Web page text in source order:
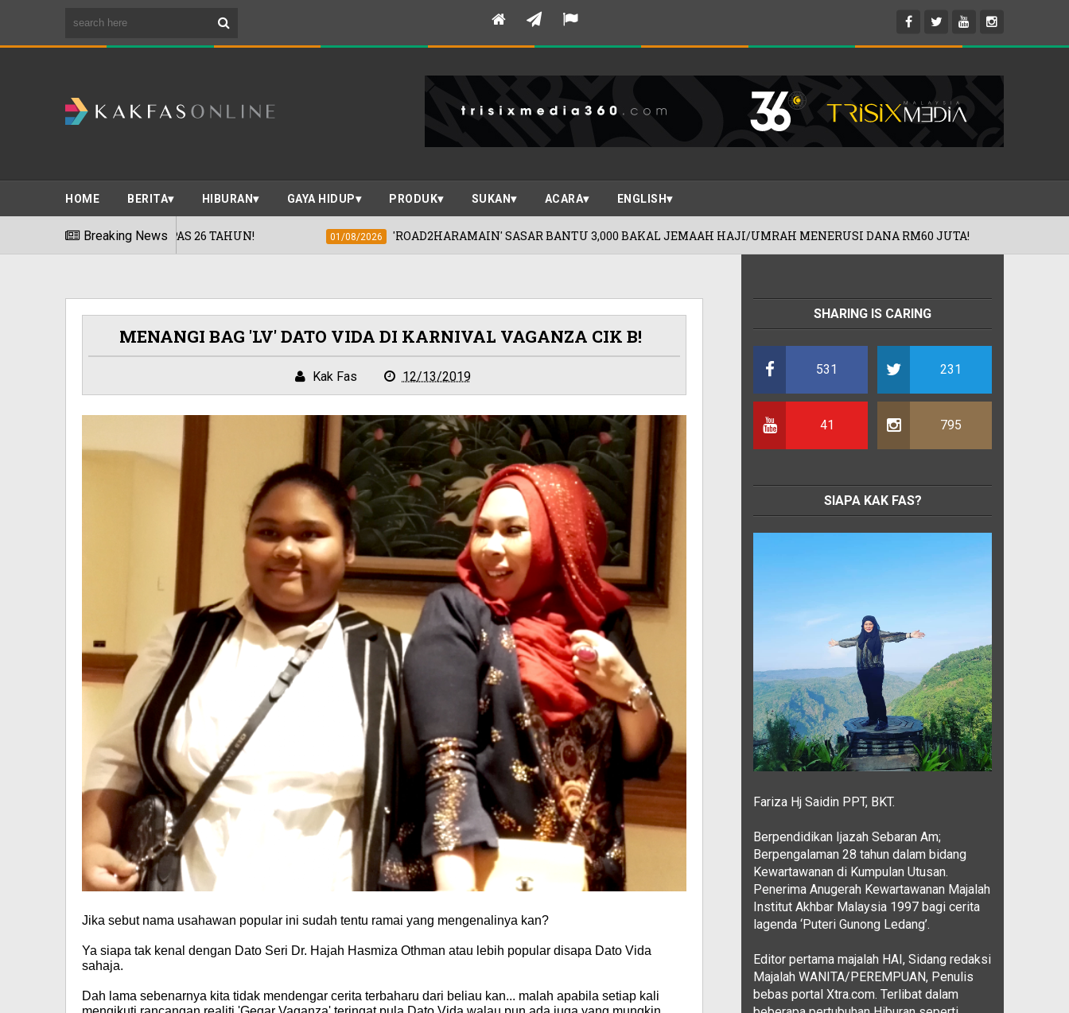
HOME BERITA HIBURAN GAYA HIDUP PRODUK SUKAN ACARA ENGLISH
Breaking News
26 TAHUN! 01/08/2026 'ROAD2HARAMAIN' SASAR BANTU 3,000 BAKAL JEMAAH HAJI/UMRAH MENERUSI DANA RM60 JUTA! 30/07/2026
MENANGI BAG 'LV' DATO VIDA DI KARNIVAL VAGANZA CIK B!
Kak Fas 12/13/2019
Jika sebut nama usahawan popular ini sudah tentu ramai yang mengenalinya kan?
Ya siapa tak kenal dengan Dato Seri Dr. Hajah Hasmiza Othman atau lebih popular disapa Dato Vida
sahaja.
Dah lama sebenarnya kita tidak mendengar cerita terbaharu dari beliau kan... malah apabila setiap kali
SHARING IS CARING
531 231
41 795
SIAPA KAK FAS?
Fariza Hj Saidin PPT, BKT.
Berpendidikan Ijazah Sebaran Am;
Berpengalaman 28 tahun dalam bidang
Kewartawanan di Kumpulan Utusan.
Penerima Anugerah Kewartawanan Majalah
Institut Akhbar Malaysia 1997 bagi cerita
lagenda ‘Puteri Gunong Ledang’.
Editor pertama majalah HAI, Sidang redaksi
Majalah WANITA/PEREMPUAN, Penulis
bebas portal Xtra.com. Terlibat dalam